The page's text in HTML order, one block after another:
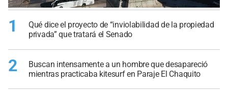
1
Qué dice el proyecto de “inviolabilidad de la propiedad
privada” que tratará el Senado
2
Buscan intensamente a un hombre que desapareció
mientras practicaba kitesurf en Paraje El Chaquito